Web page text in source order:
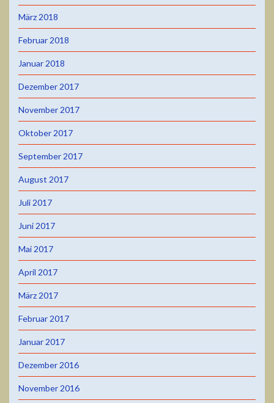
März 2018
Februar 2018
Januar 2018
Dezember 2017
November 2017
Oktober 2017
September 2017
August 2017
Juli 2017
Juni 2017
Mai 2017
April 2017
März 2017
Februar 2017
Januar 2017
Dezember 2016
November 2016